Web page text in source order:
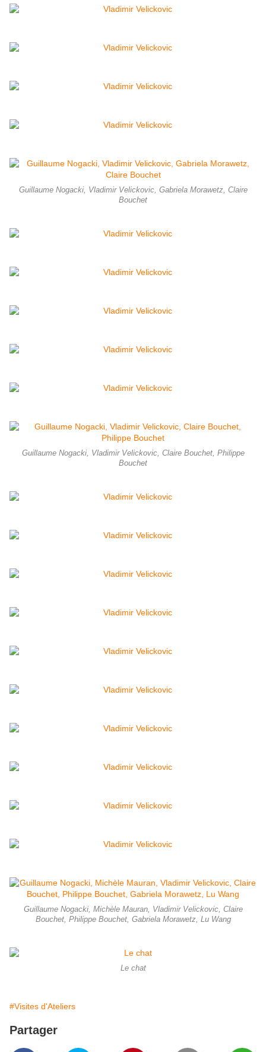
Guillaume Nogacki, Vladimir Velickovic, Gabriela Morawetz, Claire
Bouchet
Guillaume Nogacki, Vladimir Velickovic, Claire Bouchet, Philippe
Bouchet
Guillaume Nogacki, Michèle Mauran, Vladimir Velickovic, Claire
Bouchet, Philippe Bouchet, Gabriela Morawetz, Lu Wang
Le chat
#Visites d'Ateliers
Partager